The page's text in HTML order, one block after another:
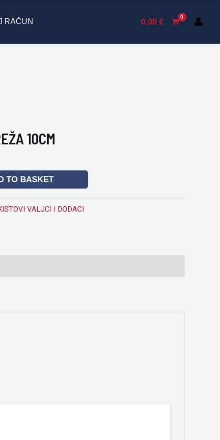
RAČUN 0,00 €
10CM
TO BASKET
VALJCI I DODACI